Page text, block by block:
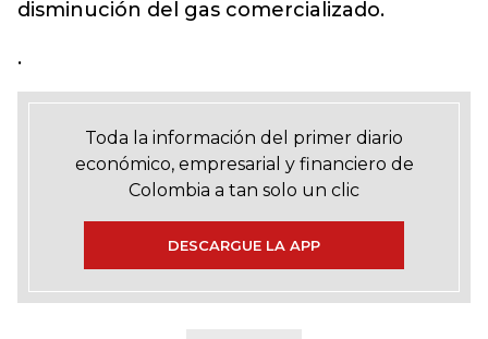
disminución del gas comercializado.
.
Toda la información del primer diario
económico, empresarial y financiero de
Colombia a tan solo un clic
DESCARGUE LA APP